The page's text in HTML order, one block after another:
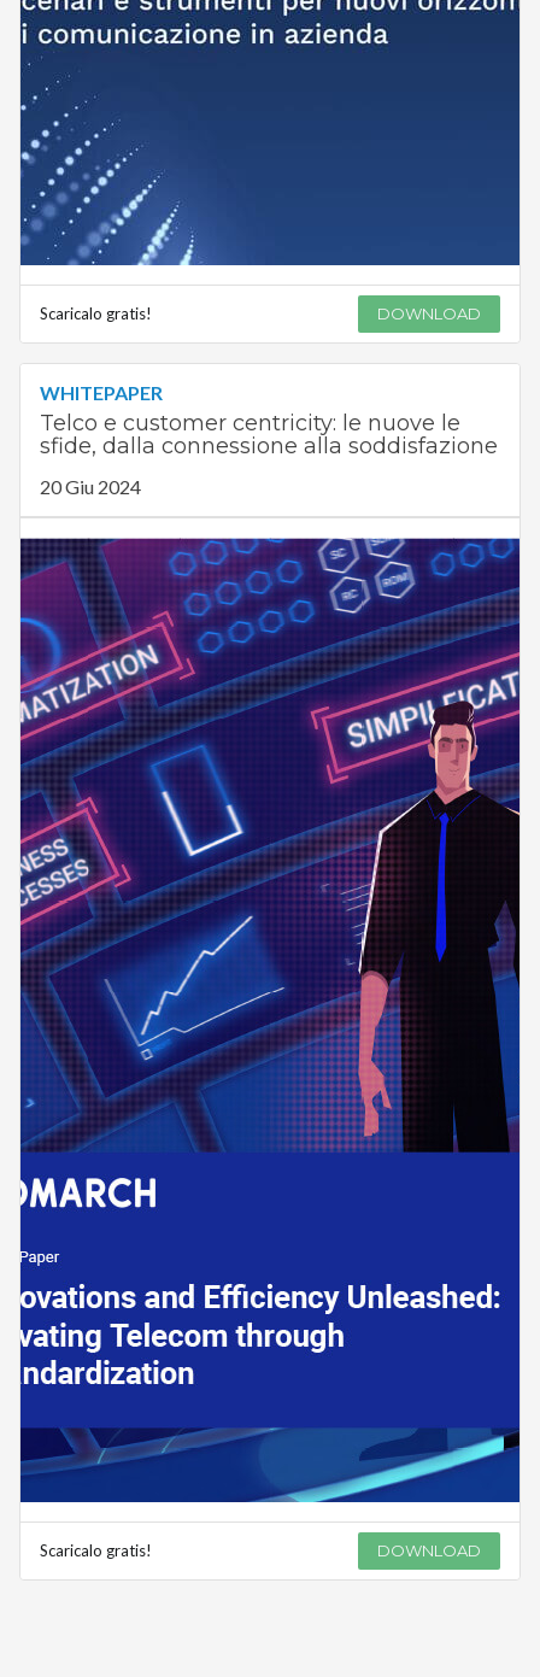
Scaricalo gratis! DOWNLOAD
WHITEPAPER
Telco e customer centricity: le nuove le
sfide, dalla connessione alla soddisfazione
20 Giu 2024
Scaricalo gratis! DOWNLOAD